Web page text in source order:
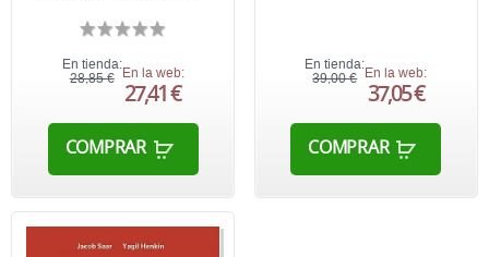
En tienda:
28,85 € En la web:
27,41 €
COMPRAR
En tienda:
39,00 €
En la web:
37,05 €
COMPRAR